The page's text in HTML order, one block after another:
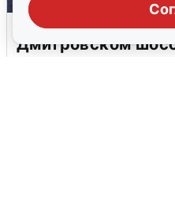
Пять машин
Дмитровском